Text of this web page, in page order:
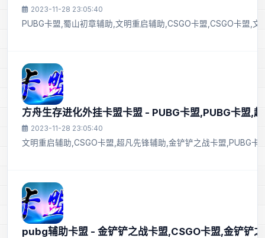
2023-11-28 23:05:40
PUBG卡盟,蜀山初章辅助,文明重启辅助,CSGO卡盟,CSGO卡盟,
方舟生存进化外挂卡盟卡盟 - PUBG卡盟,PUBG卡盟,
2023-11-28 23:05:40
文明重启辅助,CSGO卡盟,超凡先锋辅助,金铲铲之战卡盟,PUBG卡
pubg辅助卡盟 - 金铲铲之战卡盟,CSGO卡盟,金铲铲